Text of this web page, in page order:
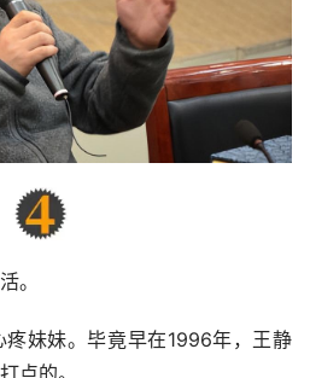
可惜，认为当时不应该和孔祥明
却不入九段”。聂卫平曾在书里这
续的。